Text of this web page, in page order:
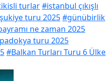
turlar#istanbul çıkışlı
turu 2025#günübirlik
ne zaman 2025
turu 2025
#Balkan Turları Turu 6 Ülke